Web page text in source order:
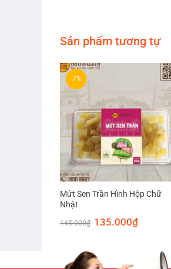
Sản phẩm tương tự
-7%
Mứt Sen Trần Hình Hộp Chữ
Nhật
145.000₫ Giá
gốc
135.000₫Giá
135.000₫.